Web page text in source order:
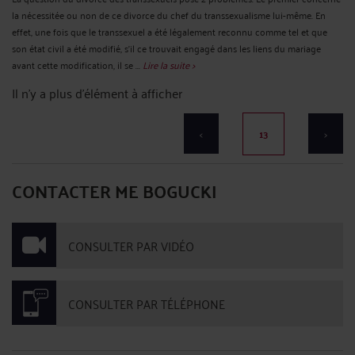
la nécessitée ou non de ce divorce du chef du transsexualisme lui-même. En
effet, une fois que le transsexuel a été légalement reconnu comme tel et que
son état civil a été modifié, s'il ce trouvait engagé dans les liens du mariage
avant cette modification, il se ... Lire la suite >
Il n'y a plus d'élément à afficher
< 13 >
CONTACTER ME BOGUCKI
CONSULTER PAR VIDÉO
CONSULTER PAR TÉLÉPHONE